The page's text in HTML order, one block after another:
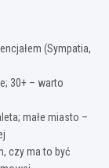
(Sympatia,
30+ – warto
małe miasto –
czy ma to być